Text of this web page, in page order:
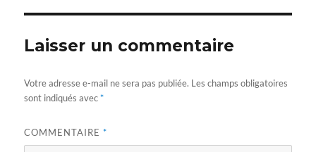
Laisser un commentaire
Votre adresse e-mail ne sera pas publiée. Les champs obligatoires
sont indiqués avec*
COMMENTAIRE*